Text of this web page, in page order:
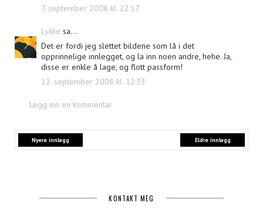
7. september 2008 kl. 22:17
Lykke sa...
Det er fordi jeg slettet bildene som lå i det
opprinnelige innlegget, og la inn noen andre, hehe. Ja,
disse er enkle å lage, og flott passform!
12. september 2008 kl. 12:33
Legg inn en kommentar
Nyere innlegg Eldre innlegg
KONTAKT MEG